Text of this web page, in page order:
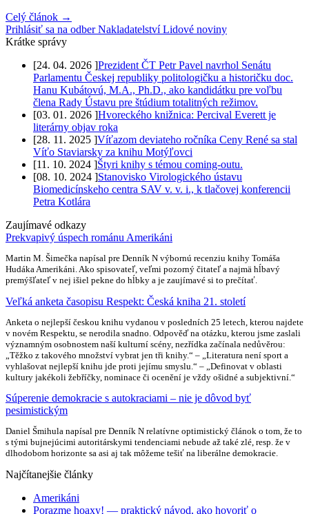
Celý článok →
Prihlásiť sa na odber Nakladatelství Lidové noviny
Krátke správy
[24. 04. 2026 ]Prezident ČT Petr Pavel navrhol Senátu
Parlamentu Českej republiky politologičku a historičku doc.
Hanu Kubátovú, M.A., Ph.D., ako kandidátku pre voľbu
člena Rady Ústavu pre štúdium totalitných režimov.
[03. 01. 2026 ]Hvoreckého knižnica: Percival Everett je
literárny objav roka
[28. 11. 2025 ]Víťazom deviateho ročníka Ceny René sa stal
Víťo Staviarsky za knihu Motýľovci
[11. 10. 2024 ]Štyri knihy s témou coming-outu.
[08. 10. 2024 ]Stanovisko Virologického ústavu
Biomedicínskeho centra SAV v. v. i., k tlačovej konferencii
Petra Kotlára
Zaujímavé odkazy
Prekvapivý úspech románu Amerikáni
Martin M. Šimečka napísal pre Denník N výbornú recenziu knihy Tomáša
Hudáka Amerikáni. Ako spisovateľ, veľmi pozorný čitateľ a najmä hĺbavý
premýšľateľ v nej išiel pekne do hĺbky a je zaujímavé si to prečítať.
Veľká anketa časopisu Respekt: Česká kniha 21. století
Anketa o nejlepší českou knihu vydanou v posledních 25 letech, kterou najdete
v novém Respektu, se nerodila snadno. Odpověď na otázku, kterou jsme zaslali
významným osobnostem naší kulturní scény, nezřídka začínala nedůvěrou:
„Těžko z takového množství vybrat jen tři knihy.“ – „Literatura není sport a
vyhlašovat nejlepší knihu jde proti jejímu smyslu.“ – „Definovat v oblasti
kultury jakékoli žebříčky, nominace či ocenění je vždy ošidné a subjektivní.“
Súperenie demokracie s autokraciami – nie je dôvod byť
pesimistickým
Daniel Šmihula napísal pre Denník N relatívne optimistický článok o tom, že to
s tými bujnejúcimi autoritárskymi tendenciami nebude až také zlé, resp. že v
dlhodobom horizonte sa asi aj tak môžeme tešiť na liberálne demokracie.
Najčítanejšie články
Amerikáni
Porazme hoaxy! — praktický návod, ako hovoriť o